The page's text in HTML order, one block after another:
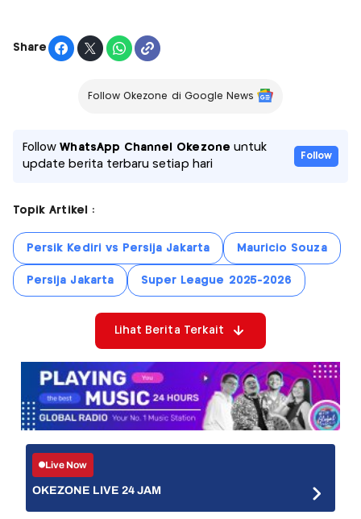
Share
Follow Okezone di Google News
FollowWhatsApp Channel Okezone untuk
update berita terbaru setiap hari
Follow
Topik Artikel :
Persik Kediri vs Persija Jakarta Mauricio Souza
Persija Jakarta Super League 2025-2026
Lihat Berita Terkait
Live Now
OKEZONE LIVE 24 JAM